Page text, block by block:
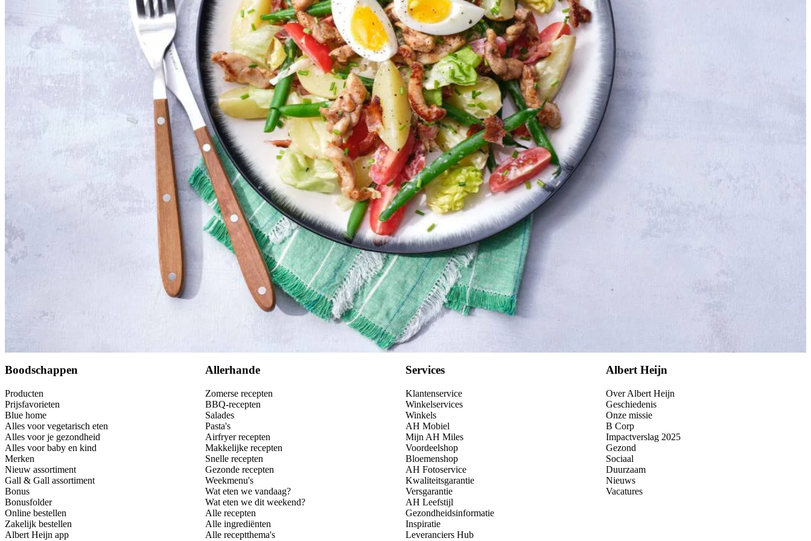
mayonaise
el honing
dijonmosterd
Parmezaanse kaas
100
Kies producten
Meer weten over kooktechnieken
Wat vond je van dit recept?
Boodschappen
Producten
Prijsfavorieten
Blue home
Alles voor vegetarisch eten
Alles voor je gezondheid
Alles voor baby en kind
Merken
Nieuw assortiment
Gall & Gall assortiment
Bonus
Bonusfolder
Online bestellen
Zakelijk bestellen
Albert Heijn app
Allerhande
Zomerse recepten
BBQ-recepten
Salades
Pasta's
Airfryer recepten
Makkelijke recepten
Snelle recepten
Gezonde recepten
Weekmenu's
Wat eten we vandaag?
Wat eten we dit weekend?
Alle recepten
Alle ingrediënten
Alle receptthema's
Services
Klantenservice
Winkelservices
Winkels
AH Mobiel
Mijn AH Miles
Voordeelshop
Bloemenshop
AH Fotoservice
Kwaliteitsgarantie
Versgarantie
AH Leefstijl
Gezondheidsinformatie
Inspiratie
Leveranciers Hub
Albert Heijn
Over Albert Heijn
Geschiedenis
Onze missie
B Corp
Impactverslag 2025
Gezond
Sociaal
Duurzaam
Nieuws
Vacatures